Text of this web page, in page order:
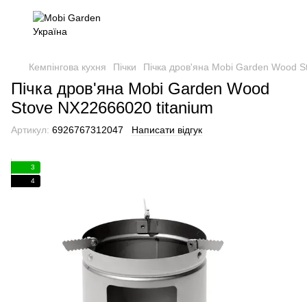
Кемпінгова кухня Пічки Пічка дров'яна Mobi Garden Wood
Пічка дров'яна Mobi Garden Wood
Stove NX22666020 titanium
Артикул: 6926767312047 Написати відгук
3
4